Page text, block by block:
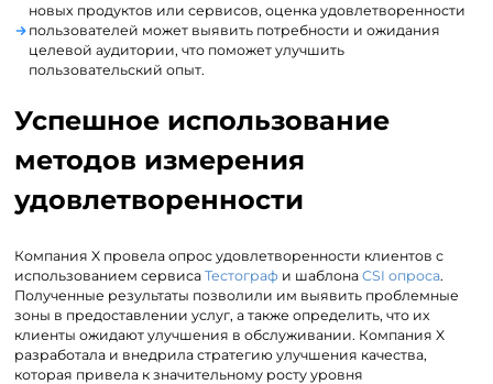
новых продуктов или сервисов, оценка удовлетворенности
пользователей может выявить потребности и ожидания
целевой аудитории, что поможет улучшить
пользовательский опыт.
Успешное использование
методов измерения
удовлетворенности
Компания X провела опрос удовлетворенности клиентов с
использованием сервисаТестограф и шаблонаCSI опроса.
Полученные результаты позволили им выявить проблемные
зоны в предоставлении услуг, а также определить, что их
клиенты ожидают улучшения в обслуживании. Компания X
разработала и внедрила стратегию улучшения качества,
которая привела к значительному росту уровня